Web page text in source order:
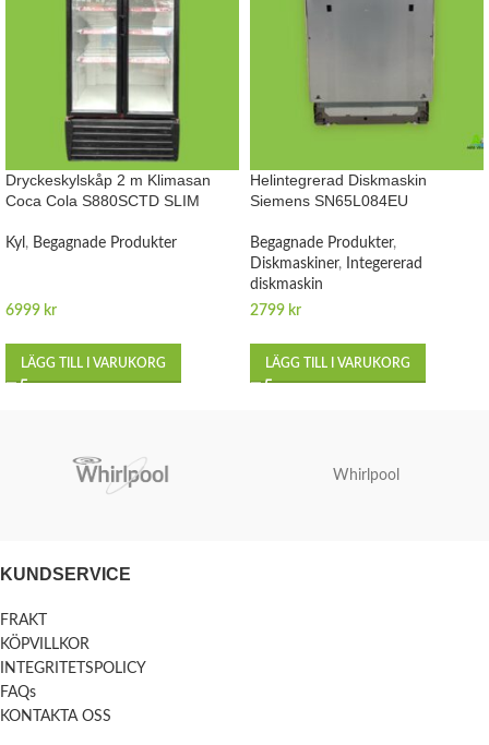
Dryckeskylskåp 2 m Klimasan
Coca Cola S880SCTD SLIM
Kyl , Begagnade Produkter
6999 kr
LÄGG TILL I VARUKORG
Helintegrerad Diskmaskin
Siemens SN65L084EU
Begagnade Produkter,
Diskmaskiner,
Integererad
diskmaskin
2799 kr
LÄGG TILL I VARUKORG
Whirlpool
KUNDSERVICE
FRAKT
KÖPVILLKOR
INTEGRITETSPOLICY
FAQs
KONTAKTA OSS